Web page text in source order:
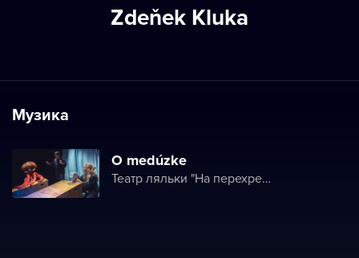
Zdeňek Kluka
Музика
O medúzke
Театр ляльки "На перехресті"